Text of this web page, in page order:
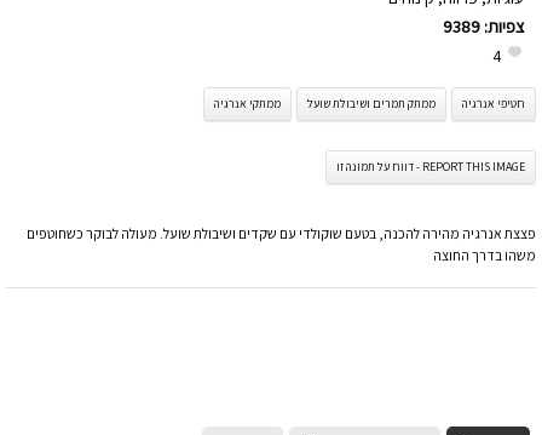
צפיות: 9389
4
חטיפי אנרגיה ממתק תמרים ושיבולת שועל ממתקי אנרגיה
REPORT THIS IMAGE - דווח על תמונה זו
פצצת אנרגיה מהירה להכנה, בטעם שוקולדי עם שקדים ושיבולת שועל. מעולה לבוקר כשחוטפים
משהו בדרך החוצה